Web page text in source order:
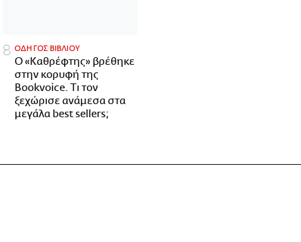
ΟΔΗΓΟΣ ΒΙΒΛΙΟΥ
Ο «Καθρέφτης» βρέθηκε
στην κορυφή της
Bookvoice. Τι τον
ξεχώρισε ανάμεσα στα
μεγάλα best sellers;